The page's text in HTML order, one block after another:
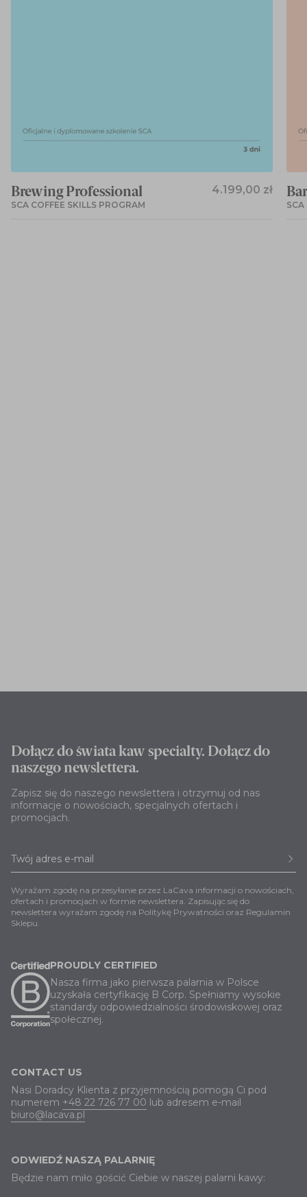
Brewing Professional
SCA COFFEE SKILLS PROGRAM
4.199,00 zł
SCA
CONTACT US
Nasi Doradcy Klienta z przyjemnością pomogą Ci pod
numerem +48 22 726 77 00 lub adresem e-mail
biuro@lacava.pl
ODWIEDŹ NASZĄ PALARNIĘ
Będzie nam miło gościć Ciebie w naszej palarni kawy:
Dołącz do świata kaw specialty. Dołącz do
naszego newslettera.
Zapisz się do naszego newslettera i otrzymuj od nas
informacje o nowościach, specjalnych ofertach i
promocjach.
Wyrażam zgodę na przesyłanie przez LaCava informacji o nowościach,
ofertach i promocjach w formie newslettera. Zapisując się do
newslettera wyrażam zgodę na Politykę Prywatności oraz Regulamin
Sklepu.
PROUDLY CERTIFIED
Nasza firma jako pierwsza palarnia w Polsce
uzyskała certyfikację B Corp. Spełniamy wysokie
standardy odpowiedzialności środowiskowej oraz
społecznej.